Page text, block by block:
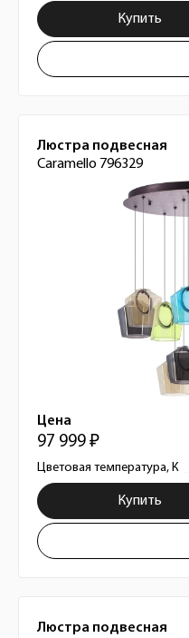
Купить
Люстра подвесная
Caramello 796329
Цена
97 999 ₽
Цветовая температура, К
Купить
Люстра подвесная